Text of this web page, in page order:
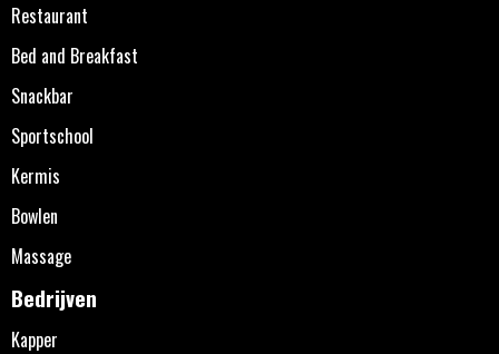
Restaurant
Bed and Breakfast
Snackbar
Sportschool
Kermis
Bowlen
Massage
Bedrijven
Kapper